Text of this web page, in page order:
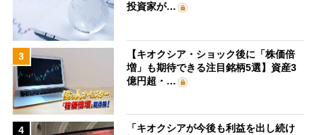
投資家が…
3
【キオクシア・ショック後に「株価倍
増」も期待できる注目銘柄5選】資産3
億円超・…
4
「キオクシアが今後も利益を出し続け